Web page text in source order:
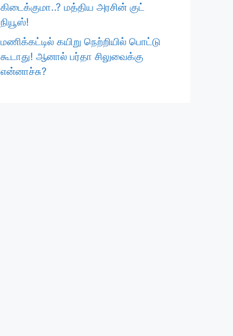
கிடைக்குமா..? மத்திய அரசின் குட்
நியூஸ்!
மணிக்கட்டில் கயிறு நெற்றியில் பொட்டு
கூடாது! ஆனால் பர்தா சிலுவைக்கு
என்னாச்சு?